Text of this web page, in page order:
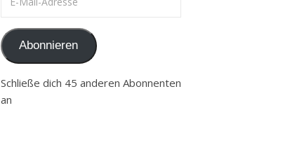
Abonnieren
Schließe dich 45 anderen Abonnenten
an